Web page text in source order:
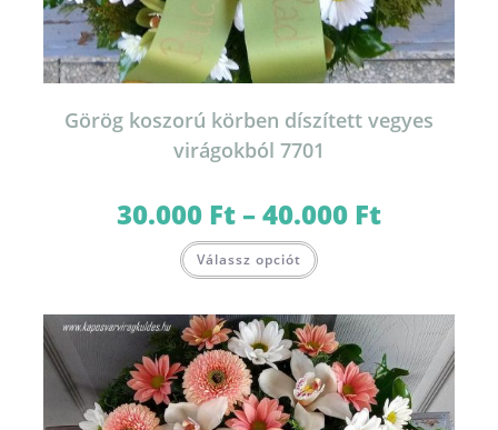
Görög koszorú körben díszített vegyes
virágokból 7701
30.000 Ft–40.000 Ft30.000 Ft
Válassz opciót a
variációja
van.
A
változatok
a
termékoldalon
választhatók
ki